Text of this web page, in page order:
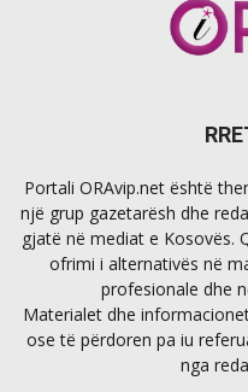
Portali ORAvip.net është
një grup gazetarësh dhe
gjatë në mediat e Kosovës.
ofrimi i alternativës në
profesionale dhe
Materialet dhe
ose të përdoren pa iu
nga